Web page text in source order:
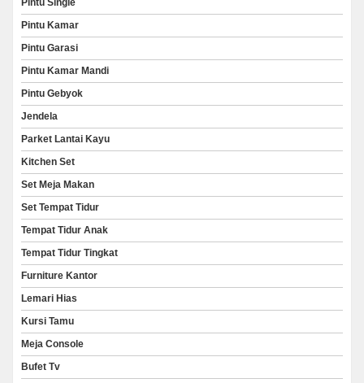
Pintu Single
Pintu Kamar
Pintu Garasi
Pintu Kamar Mandi
Pintu Gebyok
Jendela
Parket Lantai Kayu
Kitchen Set
Set Meja Makan
Set Tempat Tidur
Tempat Tidur Anak
Tempat Tidur Tingkat
Furniture Kantor
Lemari Hias
Kursi Tamu
Meja Console
Bufet Tv